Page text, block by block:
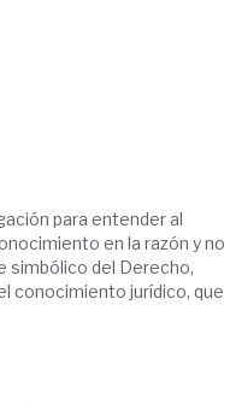
para entender al
en la razón y no
simbólico del Derecho,
conocimiento jurídico, que